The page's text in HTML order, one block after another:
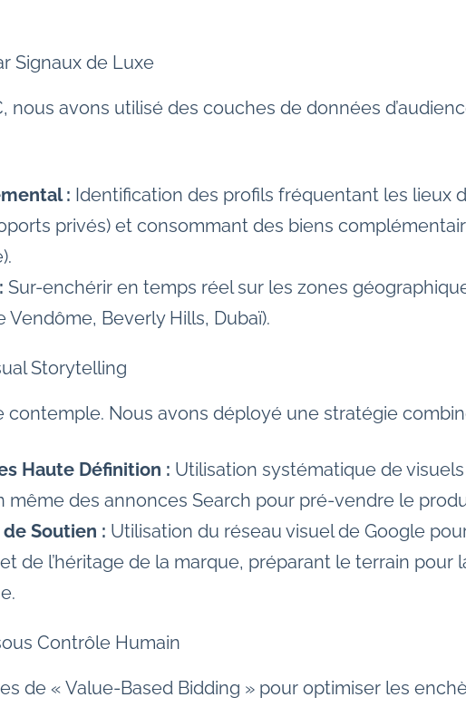
Signaux de Luxe
nous avons utilisé des couches de données
: Identification des profils fréquentant les lieux
privés) et consommant des biens
Sur-enchérir en temps réel sur les zones
Vendôme, Beverly Hills, Dubaï).
Storytelling
contemple. Nous avons déployé une stratégie
Haute Définition : Utilisation systématique de visuels
même des annonces Search pour pré-vendre le
Soutien : Utilisation du réseau visuel de Google
de l’héritage de la marque, préparant le terrain pour
Contrôle Humain
de « Value-Based Bidding » pour optimiser les